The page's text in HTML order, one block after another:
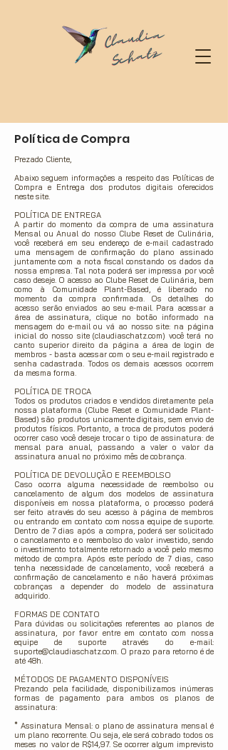
Política de Compra
Prezado Cliente,
Abaixo seguem informações a respeito das Políticas de
Compra e Entrega dos produtos digitais oferecidos
neste site.
POLÍTICA DE ENTREGA
A partir do momento da compra de uma assinatura
Mensal ou Anual do nosso Clube Reset de Culinária,
você receberá em seu endereço de e-mail cadastrado
uma mensagem de confirmação do plano assinado
juntamente com a nota fiscal constando os dados da
nossa empresa. Tal nota poderá ser impressa por você
caso deseje. O acesso ao Clube Reset de Culinária, bem
como à Comunidade Plant-Based, é liberado no
momento da compra confirmada. Os detalhes do
acesso serão enviados ao seu e-mail. Para acessar a
área de assinatura, clique no botão informado na
mensagem do e-mail ou vá ao nosso site: na página
inicial do nosso site (claudiaschatz.com) você terá no
canto superior direito da página a área de login de
membros - basta acessar com o seu e-mail registrado e
senha cadastrada. Todos os demais acessos ocorrem
da mesma forma.
POLÍTICA DE TROCA
Todos os produtos criados e vendidos diretamente pela
nossa plataforma (Clube Reset e Comunidade Plant-
Based) são produtos unicamente digitais, sem envio de
produtos físicos. Portanto, a troca de produtos poderá
ocorrer caso você deseje trocar o tipo de assinatura: de
mensal para anual, passando a valer o valor da
assinatura anual no próximo mês de cobrança.
POLÍTICA DE DEVOLUÇÃO E REEMBOLSO
Caso ocorra alguma necessidade de reembolso ou
cancelamento de algum dos modelos de assinatura
disponíveis em nossa plataforma, o processo poderá
ser feito através do seu acesso à página de membros
ou entrando em contato com nossa equipe de suporte.
Dentro de 7 dias após a compra, poderá ser solicitado
o cancelamento e o reembolso do valor investido, sendo
o investimento totalmente retornado a você pelo mesmo
método de compra. Após este período de 7 dias, caso
tenha necessidade de cancelamento, você receberá a
confirmação de cancelamento e não haverá próximas
cobranças a depender do modelo de assinatura
adquirido.
FORMAS DE CONTATO
Para dúvidas ou solicitações referentes ao planos de
assinatura, por favor entre em contato com nossa
equipe de suporte através do e-mail:
suporte@claudiaschatz.com. O prazo para retorno é de
até 48h.
MÉTODOS DE PAGAMENTO DISPONÍVEIS
Prezando pela facilidade, disponibilizamos inúmeras
formas de pagamento para ambos os planos de
assinatura:
* Assinatura Mensal: o plano de assinatura mensal é
um plano recorrente. Ou seja, ele será cobrado todos os
meses no valor de R$14,97. Se ocorrer algum imprevisto